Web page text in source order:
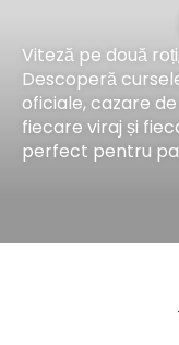
Viteză pe două
Descoperă
oficiale, cazare
fiecare viraj și
perfect pentru